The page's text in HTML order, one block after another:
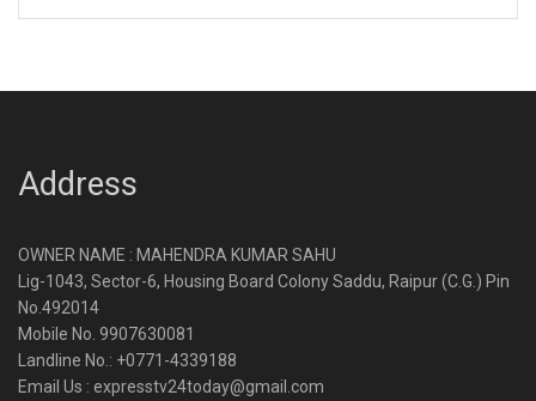
Address
OWNER NAME : MAHENDRA KUMAR SAHU
Lig-1043, Sector-6, Housing Board Colony Saddu, Raipur (C.G.) Pin
No.492014
Mobile No. 9907630081
Landline No.: +0771-4339188
Email Us : expresstv24today@gmail.com